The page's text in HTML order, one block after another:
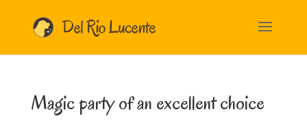
Magic party of an excellent choice